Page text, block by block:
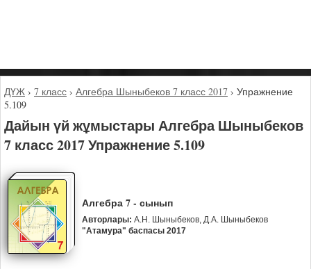
ДҮЖ › 7 класс › Алгебра Шыныбеков 7 класс 2017 › Упражнение
5.109
Дайын үй жұмыстары Алгебра Шыныбеков
7 класс 2017 Упражнение 5.109
Алгебра 7 - сынып
Авторлары: А.Н. Шыныбеков, Д.А. Шыныбеков
"Атамура" баспасы 2017